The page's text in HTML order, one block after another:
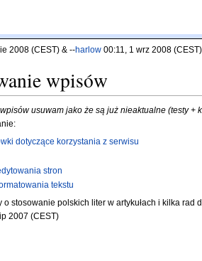
2008 (CEST) & --harlow 00:11, 1 wrz 2008
wpisów
usuwam jako że są już nieaktualne (testy +
dotyczące korzystania z serwisu
stron
tekstu
o stosowanie polskich liter w artykułach i kilka
2007 (CEST)